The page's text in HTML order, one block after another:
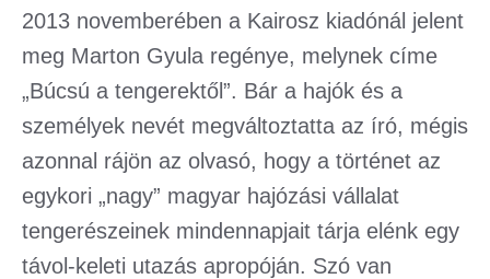
2013 novemberében a Kairosz kiadónál jelent
meg Marton Gyula regénye, melynek címe
„Búcsú a tengerektől”. Bár a hajók és a
személyek nevét megváltoztatta az író, mégis
azonnal rájön az olvasó, hogy a történet az
egykori „nagy” magyar hajózási vállalat
tengerészeinek mindennapjait tárja elénk egy
távol-keleti utazás apropóján. Szó van